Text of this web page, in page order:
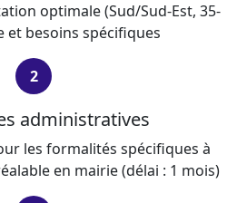
optimale (Sud/Sud-Est, 35-
et besoins spécifiques
2
administratives
les formalités spécifiques à
en mairie (délai : 1 mois)